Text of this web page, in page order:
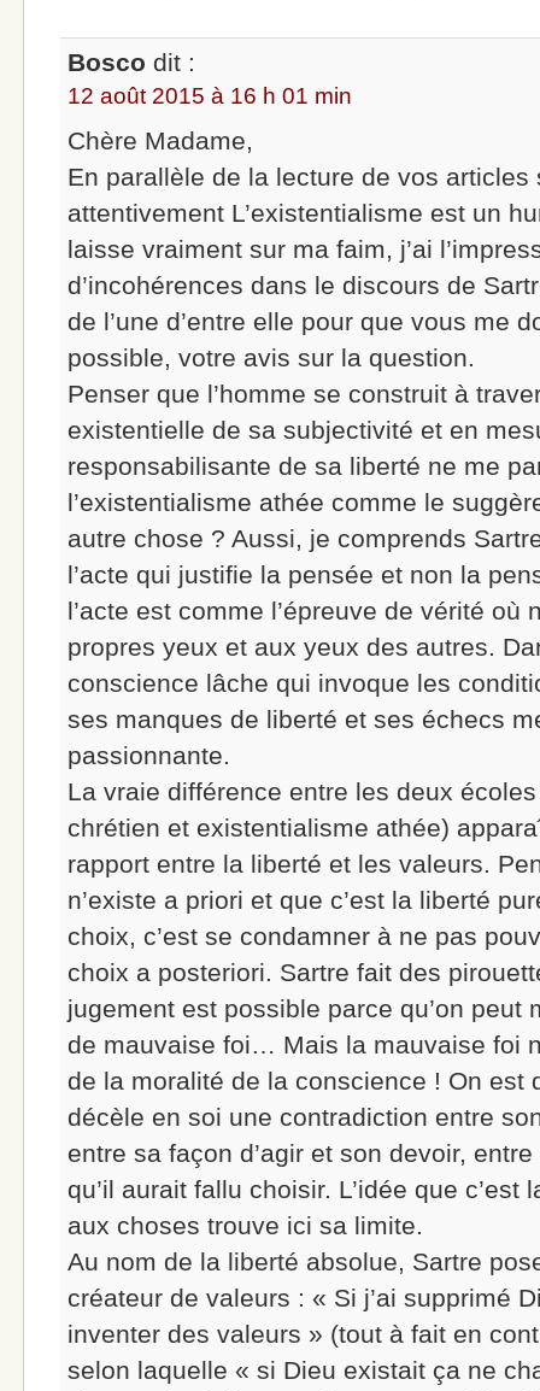
Bosco dit :
12 août 2015 à 16 h 01 min
Chère Madame,
En parallèle de la lecture de vos
attentivement L’existentialisme est un
laisse vraiment sur ma faim, j’ai
d’incohérences dans le discours de
de l’une d’entre elle pour que vous me
possible, votre avis sur la question.
Penser que l’homme se construit à
existentielle de sa subjectivité et en
responsabilisante de sa liberté ne me
l’existentialisme athée comme le
autre chose ? Aussi, je comprends
l’acte qui justifie la pensée et non la
l’acte est comme l’épreuve de vérité où
propres yeux et aux yeux des autres.
conscience lâche qui invoque les
ses manques de liberté et ses échecs
passionnante.
La vraie différence entre les deux
chrétien et existentialisme athée)
rapport entre la liberté et les valeurs.
n’existe a priori et que c’est la liberté
choix, c’est se condamner à ne pas
choix a posteriori. Sartre fait des
jugement est possible parce qu’on peut
de mauvaise foi… Mais la mauvaise foi
de la moralité de la conscience ! On est
décèle en soi une contradiction entre
entre sa façon d’agir et son devoir,
qu’il aurait fallu choisir. L’idée que
aux choses trouve ici sa limite.
Au nom de la liberté absolue, Sartre
créateur de valeurs : « Si j’ai supprimé
inventer des valeurs » (tout à fait en
selon laquelle « si Dieu existait ça ne